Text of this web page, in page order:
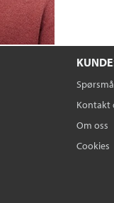
Kontakt
Om oss
Cookies